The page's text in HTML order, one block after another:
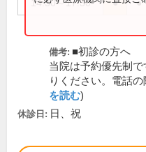
14:30～17:30 ● ●
備考: ■初診の方へ
当院は予約優先制
りください。電話
を読む)
休診日: 日、祝